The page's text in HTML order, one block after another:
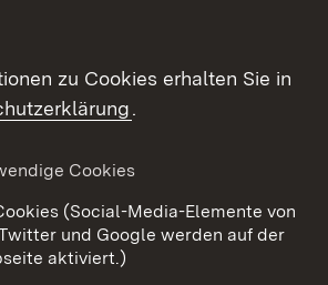
Datenschutz
Barrierefreiheit
Cookies
zu Cookies erhalten Sie in
.
Cookies
(Social-Media-Elemente von
und Google werden auf der
aktiviert.)